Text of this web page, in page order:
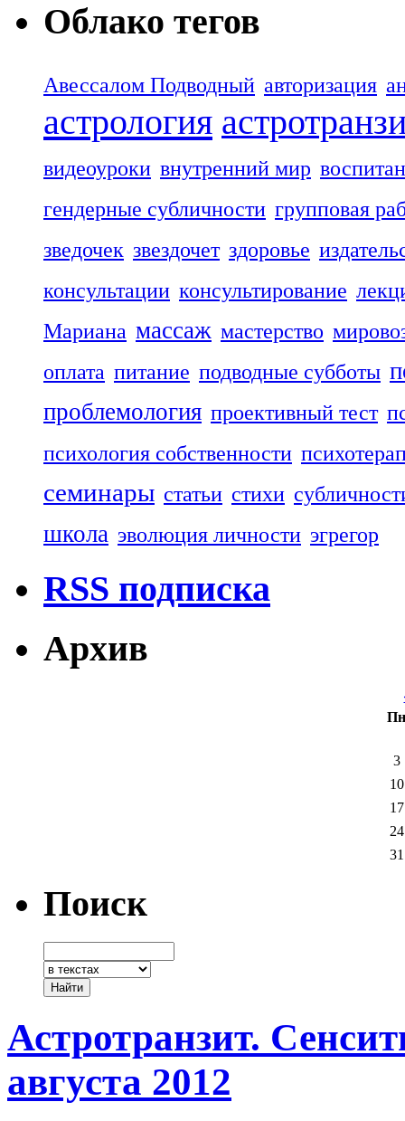
Облако тегов
Авессалом Подводный авторизация
астрология
видеоуроки внутренний мир
гендерные субличности групповая
зведочек звездочет здоровье
консультации консультирование
Мариана массаж мастерство
оплата питание подводные субботы
проблемология проективный тест
психология собственности
семинары статьи стихи
школа эволюция личности эгрегор
RSS подписка
Архив
3
10
17
24
31
Поиск
Астротранзит.
августа 2012